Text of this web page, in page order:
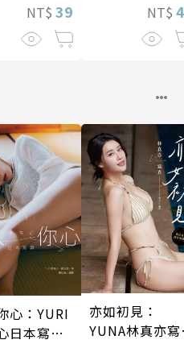
晚(第7話)
NT$ 39
兩人是甜蜜的現
在進行式～ 04
NT$
心：YURI
日本寫真
亦如初見：
YUNA林真亦寫